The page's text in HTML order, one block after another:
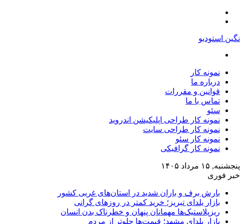
نگین استودیو
نمونه کار
درباره ما
قوانین و مقررات
تماس با ما
سئو
نمونه کار طراحی اپلیکیشن اندروید
نمونه کار طراحی سایت
نمونه کار سئو
نمونه کار گرافیکی
پنجشنبه, ۱۵ مرداد ۱۴۰۵
خبر فوری
بارش برف و باران شدید در استان‌های غربی کشور
بازار یلدای تبریز؛ خرید کمتر در روزهای گرانی
ریزپلاستیک‌ها مهمانان پنهان و خطرناک بدن انسان
بازار یلدای مشهد؛ قیمت‌ها جلوتر از مردم